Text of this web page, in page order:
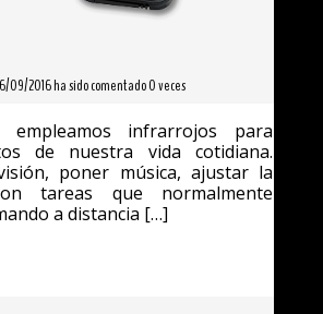
09/2016 ha sido comentado 0 veces
infrarrojos para
de nuestra vida cotidiana.
poner música, ajustar la
tareas que normalmente
a distancia […]